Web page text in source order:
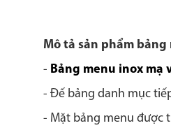
Mô tả sản phẩm bảng
- Bảng menu inox mạ
- Đế bảng danh mục
- Mặt bảng menu được